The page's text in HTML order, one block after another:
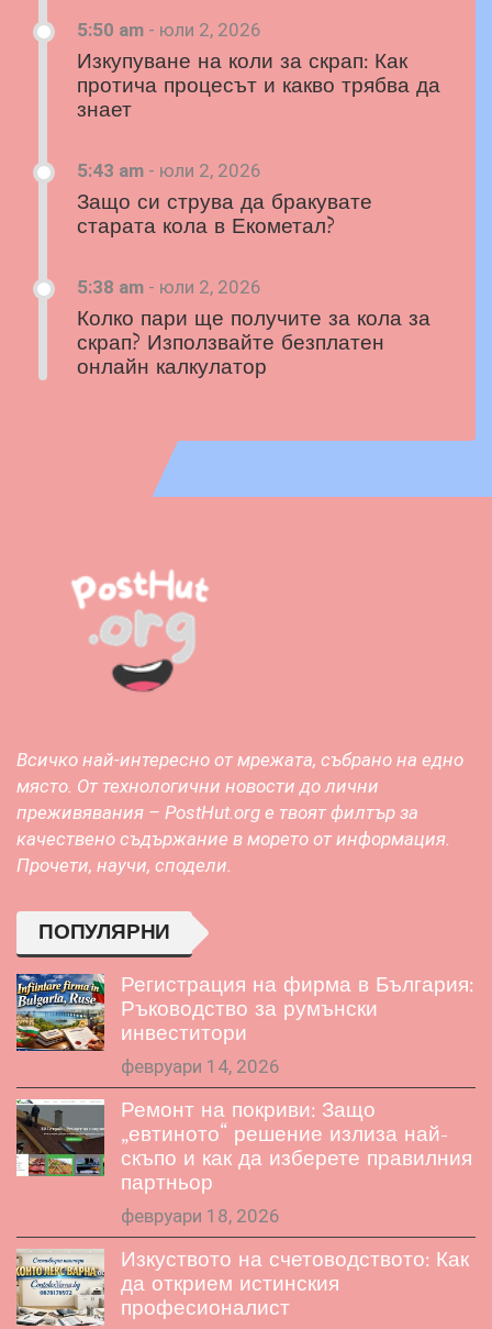
5:50 am - юли 2, 2026
Изкупуване на коли за скрап: Как
протича процесът и какво трябва да
знает
5:43 am - юли 2, 2026
Защо си струва да бракувате
старата кола в Екометал?
5:38 am - юли 2, 2026
Колко пари ще получите за кола за
скрап? Използвайте безплатен
онлайн калкулатор
Всичко най-интересно от мрежата, събрано на едно
място. От технологични новости до лични
преживявания – PostHut.org е твоят филтър за
качествено съдържание в морето от информация.
Прочети, научи, сподели.
ПОПУЛЯРНИ
Регистрация на фирма в България:
Ръководство за румънски
инвеститори
февруари 14, 2026
Ремонт на покриви: Защо
„евтиното“ решение излиза най-
скъпо и как да изберете правилния
партньор
февруари 18, 2026
Изкуството на счетоводството: Как
да открием истинския
професионалист